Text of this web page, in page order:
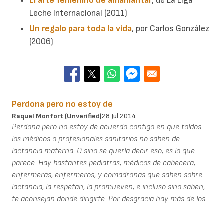
Leche Internacional (2011)
Un regalo para toda la vida, por Carlos González
(2006)
Perdona pero no estoy de
Raquel Monfort (unverified)28 Jul 2014
Perdona pero no estoy de acuerdo contigo en que toldos
los médicos o profesionales sanitarios no saben de
lactancia materna. O sino se quería decir eso, es lo que
parece. Hay bastantes pediatras, médicos de cabecera,
enfermeras, enfermeros, y comadronas que saben sobre
lactancia, la respetan, la promueven, e incluso sino saben,
te aconsejan donde dirigirte. Por desgracia hay más de los